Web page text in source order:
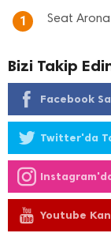
1 Seat Arona
Bizi Takip
Facebook
Twitter'da
Youtube